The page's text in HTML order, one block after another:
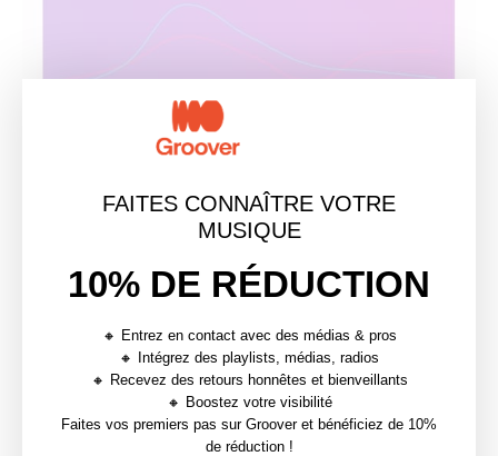
Tu peux aller encore plus loin et sélectionner une
période et un pays pour voir les écoutes en fonction
de ces paramètres.
statistiques comme :
écoutes différenciées par sexe
auditeurs)
FAITES CONNAÎTRE VOTRE
MUSIQUE
10% DE RÉDUCTION
🔸 Entrez en contact avec des médias & pros
🔸 Intégrez des playlists, médias, radios
🔸 Recevez des retours honnêtes et bienveillants
🔸 Boostez votre visibilité
Faites vos premiers pas sur Groover et bénéficiez de 10%
de réduction !